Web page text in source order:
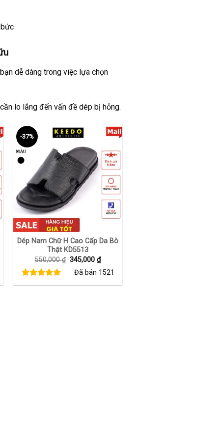
dễ dàng trong việc lựa chọn
lo lắng đến vấn đề dép bị hỏng.
₫.
-37%
+
Dép Nam Chữ H Cao Cấp Da Bò
Thật KD5513
550,000₫ Giá
là:
345,000₫Giá
hiện
tại
345,000 ₫.
Đã bán 1521